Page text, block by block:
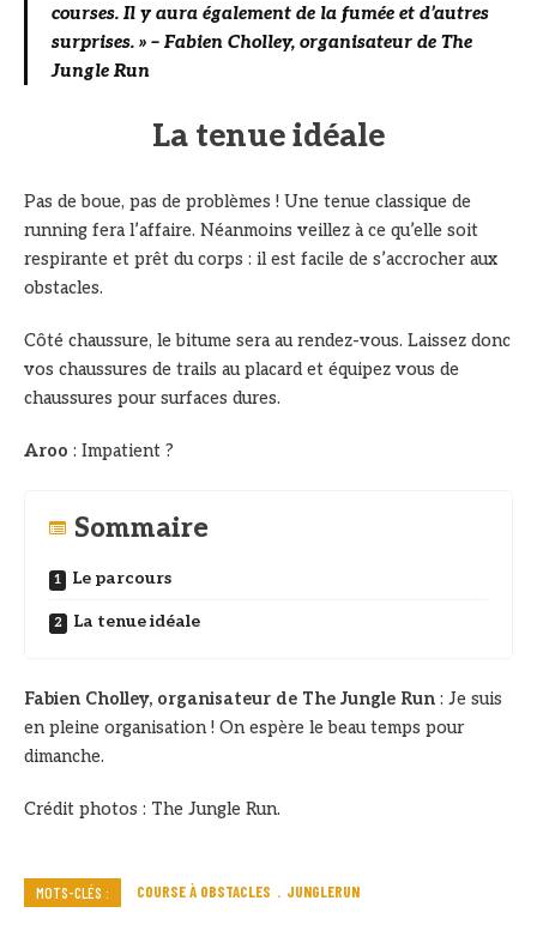
courses. Il y aura également de la fumée et d’autres
surprises. » – Fabien Cholley, organisateur de The
Jungle Run
La tenue idéale
Pas de boue, pas de problèmes ! Une tenue classique de
running fera l’affaire. Néanmoins veillez à ce qu’elle soit
respirante et prêt du corps : il est facile de s’accrocher aux
obstacles.
Côté chaussure, le bitume sera au rendez-vous. Laissez donc
vos chaussures de trails au placard et équipez vous de
chaussures pour surfaces dures.
Aroo : Impatient ?
Sommaire
Le parcours
La tenue idéale
Fabien Cholley, organisateur de The Jungle Run : Je suis
en pleine organisation ! On espère le beau temps pour
dimanche.
Crédit photos : The Jungle Run.
MOTS-CLÉS : COURSE À OBSTACLES JUNGLERUN